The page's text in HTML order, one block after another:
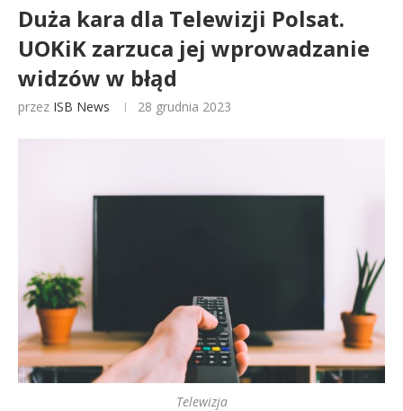
Duża kara dla Telewizji Polsat.
UOKiK zarzuca jej wprowadzanie
widzów w błąd
przez ISB News 28 grudnia 2023
Telewizja